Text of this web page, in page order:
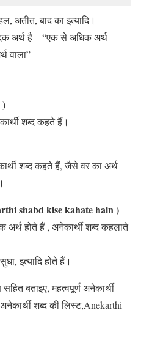
अतीत, बाद का इत्यादि।
अर्थ है – “एक से अधिक अर्थ
वाला”
)
शब्द कहते हैं।
शब्द कहते हैं, जैसे वर का अर्थ
shabd kise kahate hain )
होते हैं , अनेकार्थी शब्द कहलाते
इत्यादि होते हैं।
बताइए, महत्वपूर्ण अनेकार्थी
शब्द की लिस्ट,Anekarthi